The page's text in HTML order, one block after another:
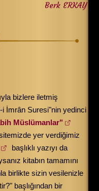
Berk ERKAY
bizlere iletmiş
i İmrân Suresi"nin yedinci
Müslümanlar"
yer verdiğimiz
başlıklı yazıyı da
kitabın tamamını
birlikte sizin vesilenizle
başlığından bir